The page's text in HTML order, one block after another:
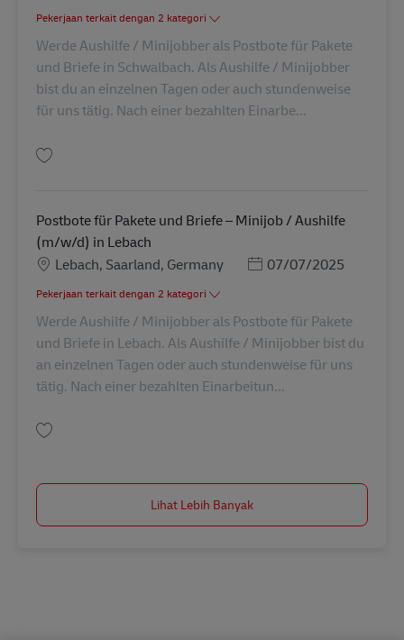
Pekerjaan terkait dengan 2 kategori
Werde Aushilfe / Minijobber als Postbote für Pakete
und Briefe in Schwalbach. Als Aushilfe / Minijobber
bist du an einzelnen Tagen oder auch stundenweise
für uns tätig. Nach einer bezahlten Einarbe...
Postbote für Pakete und Briefe – Minijob / Aushilfe
(m/w/d) in Lebach
LokasiLebach, Saarland, Germany Posted Date
07/07/2025
Pekerjaan terkait dengan 2 kategori
Werde Aushilfe / Minijobber als Postbote für Pakete
und Briefe in Lebach. Als Aushilfe / Minijobber bist du
an einzelnen Tagen oder auch stundenweise für uns
tätig. Nach einer bezahlten Einarbeitun...
Lihat Lebih Banyak